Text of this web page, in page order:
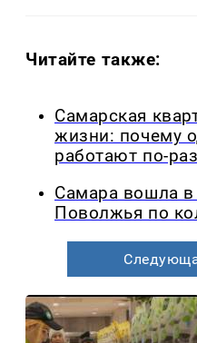
Читайте также:
Самарская
жизни: почему
работают по-
Самара вошла в
Поволжья по